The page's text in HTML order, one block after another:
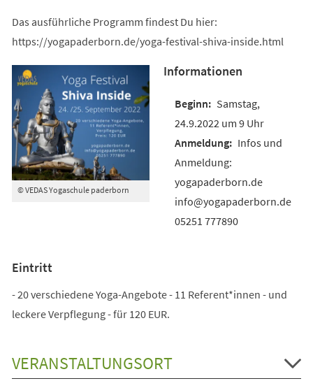
Das ausführliche Programm findest Du hier:
https://yogapaderborn.de/yoga-festival-shiva-inside.html
© VEDAS Yogaschule paderborn
Informationen
Samstag,
24.9.2022 um 9 Uhr
Infos und
Anmeldung:
yogapaderborn.de
info@yogapaderborn.de
05251 777890
Eintritt
- 20 verschiedene Yoga-Angebote - 11 Referent*innen - und
leckere Verpflegung - für 120 EUR.
VERANSTALTUNGSORT